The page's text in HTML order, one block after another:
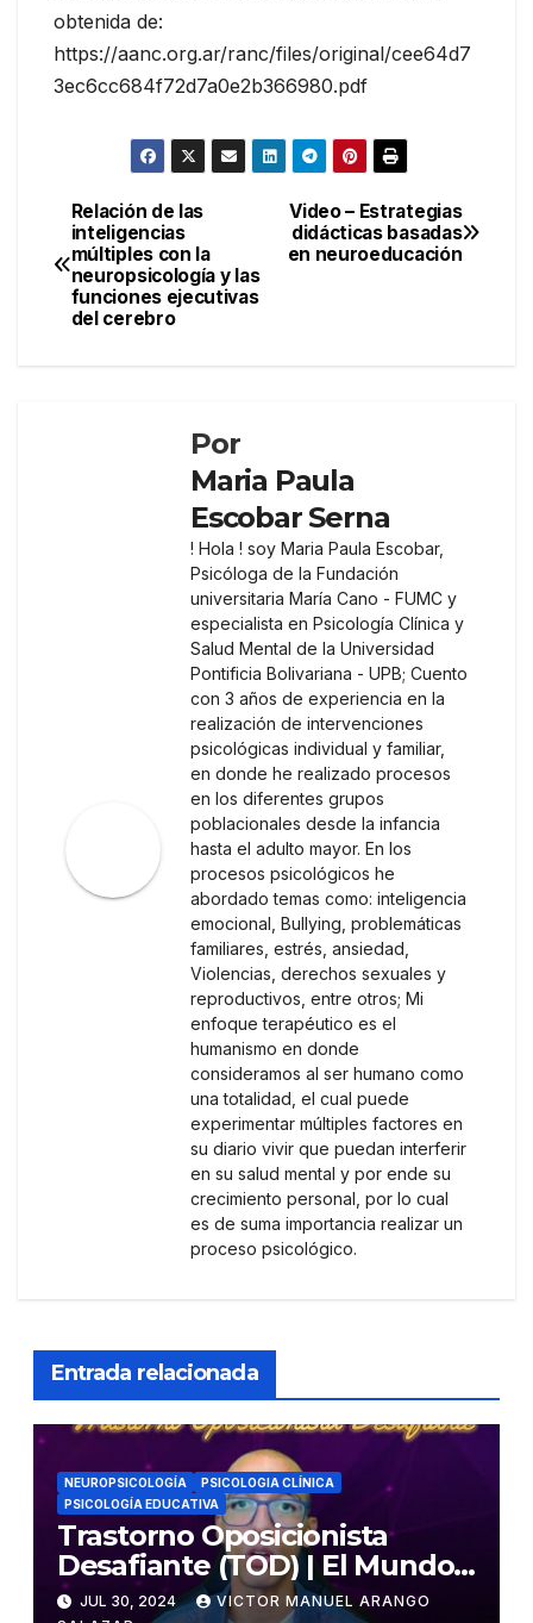
obtenida de:
https://aanc.org.ar/ranc/files/original/cee64d7
3ec6cc684f72d7a0e2b366980.pdf
Navegación
de
entradas
Video – Estrategias
didácticas basadas
en neuroeducación
Relación de las
inteligencias
múltiples con la
neuropsicología y las
funciones ejecutivas
del cerebro
Por
Maria Paula
Escobar Serna
! Hola ! soy Maria Paula Escobar,
Psicóloga de la Fundación
universitaria María Cano - FUMC y
especialista en Psicología Clínica y
Salud Mental de la Universidad
Pontificia Bolivariana - UPB; Cuento
con 3 años de experiencia en la
realización de intervenciones
psicológicas individual y familiar,
en donde he realizado procesos
en los diferentes grupos
poblacionales desde la infancia
hasta el adulto mayor. En los
procesos psicológicos he
abordado temas como: inteligencia
emocional, Bullying, problemáticas
familiares, estrés, ansiedad,
Violencias, derechos sexuales y
reproductivos, entre otros; Mi
enfoque terapéutico es el
humanismo en donde
consideramos al ser humano como
una totalidad, el cual puede
experimentar múltiples factores en
su diario vivir que puedan interferir
en su salud mental y por ende su
crecimiento personal, por lo cual
es de suma importancia realizar un
proceso psicológico.
Entrada relacionada
NEUROPSICOLOGÍA
PSICOLOGIA CLÍNICA
PSICOLOGÍA EDUCATIVA
Trastorno Oposicionista
Desafiante (TOD) | El Mundo
Psicológico
JUL 30, 2024
VICTOR MANUEL ARANGO